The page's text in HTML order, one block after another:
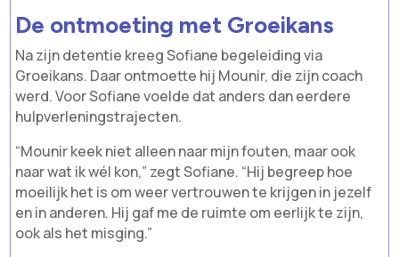
De ontmoeting met Groeikans
Na zijn detentie kreeg Sofiane begeleiding via
Groeikans. Daar ontmoette hij Mounir, die zijn coach
werd. Voor Sofiane voelde dat anders dan eerdere
hulpverleningstrajecten.
“Mounir keek niet alleen naar mijn fouten, maar ook
naar wat ik wél kon,” zegt Sofiane. “Hij begreep hoe
moeilijk het is om weer vertrouwen te krijgen in jezelf
en in anderen. Hij gaf me de ruimte om eerlijk te zijn,
ook als het misging.”